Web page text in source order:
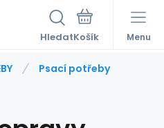
Hledat Menu
Psací potřeby